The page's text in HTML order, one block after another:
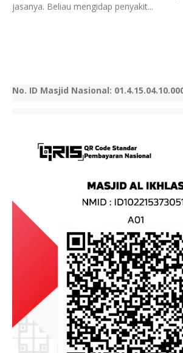
jasanya. Beliau mengidap penyakit...
No. ID Masjid Nasional: